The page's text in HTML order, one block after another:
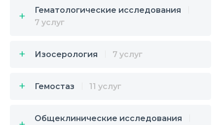
Гематологические исследования
7 услуг
Изосерология 7 услуг
Гемостаз 11 услуг
Общеклинические исследования